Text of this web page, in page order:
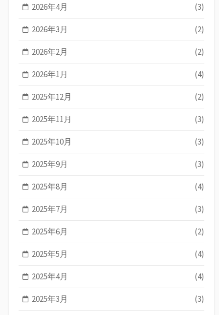
2026年4月 (3)
2026年3月 (2)
2026年2月 (2)
2026年1月 (4)
2025年12月 (2)
2025年11月 (3)
2025年10月 (3)
2025年9月 (3)
2025年8月 (4)
2025年7月 (3)
2025年6月 (2)
2025年5月 (4)
2025年4月 (4)
2025年3月 (3)